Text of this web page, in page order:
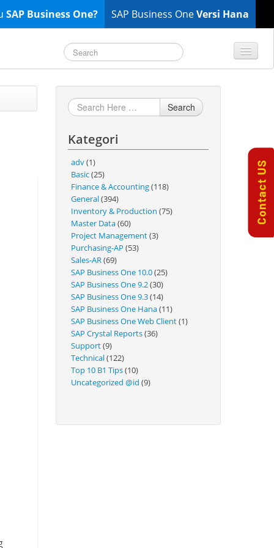
SAP Business OneVersi Hana
SAP Business One?
General
Finance & Accounting
Inventory & Production
Project Management
Purchasing A/P
Sales A/R
SAP Business One 9.2
SAP Business One 9.3
SAP Business One 10.0
Technical
Search
Kategori
adv(1)
Basic(25)
Finance & Accounting(118)
General(394)
Inventory & Production (75)
Master Data(60)
Project Management(3)
Purchasing-AP (53)
Sales-AR(69)
SAP Business One 10.0(25)
SAP Business One 9.2(30)
SAP Business One 9.3(14)
SAP Business One Hana(11)
SAP Business One Web Client(1)
SAP Crystal Reports(36)
Support(9)
Technical(122)
Top 10 B1 Tips(10)
Uncategorized @id (9)